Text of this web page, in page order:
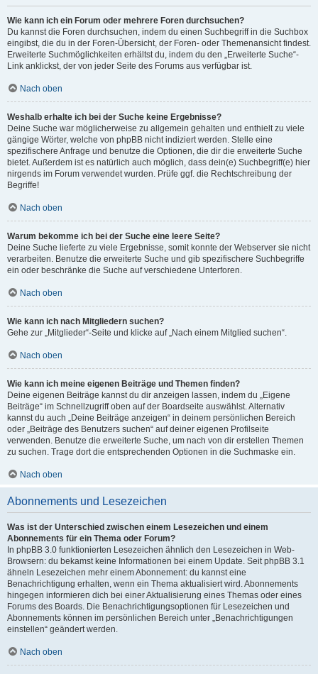
Wie kann ich ein Forum oder mehrere Foren durchsuchen?
Du kannst die Foren durchsuchen, indem du einen Suchbegriff in die Suchbox
eingibst, die du in der Foren-Übersicht, der Foren- oder Themenansicht findest.
Erweiterte Suchmöglichkeiten erhältst du, indem du den „Erweiterte Suche“-
Link anklickst, der von jeder Seite des Forums aus verfügbar ist.
Nach oben
Weshalb erhalte ich bei der Suche keine Ergebnisse?
Deine Suche war möglicherweise zu allgemein gehalten und enthielt zu viele
gängige Wörter, welche von phpBB nicht indiziert werden. Stelle eine
spezifischere Anfrage und benutze die Optionen, die dir die erweiterte Suche
bietet. Außerdem ist es natürlich auch möglich, dass dein(e) Suchbegriff(e) hier
nirgends im Forum verwendet wurden. Prüfe ggf. die Rechtschreibung der
Begriffe!
Nach oben
Warum bekomme ich bei der Suche eine leere Seite?
Deine Suche lieferte zu viele Ergebnisse, somit konnte der Webserver sie nicht
verarbeiten. Benutze die erweiterte Suche und gib spezifischere Suchbegriffe
ein oder beschränke die Suche auf verschiedene Unterforen.
Nach oben
Wie kann ich nach Mitgliedern suchen?
Gehe zur „Mitglieder“-Seite und klicke auf „Nach einem Mitglied suchen“.
Nach oben
Wie kann ich meine eigenen Beiträge und Themen finden?
Deine eigenen Beiträge kannst du dir anzeigen lassen, indem du „Eigene
Beiträge“ im Schnellzugriff oben auf der Boardseite auswählst. Alternativ
kannst du auch „Deine Beiträge anzeigen“ in deinem persönlichen Bereich
oder „Beiträge des Benutzers suchen“ auf deiner eigenen Profilseite
verwenden. Benutze die erweiterte Suche, um nach von dir erstellen Themen
zu suchen. Trage dort die entsprechenden Optionen in die Suchmaske ein.
Nach oben
Abonnements und Lesezeichen
Was ist der Unterschied zwischen einem Lesezeichen und einem
Abonnements für ein Thema oder Forum?
In phpBB 3.0 funktionierten Lesezeichen ähnlich den Lesezeichen in Web-
Browsern: du bekamst keine Informationen bei einem Update. Seit phpBB 3.1
ähneln Lesezeichen mehr einem Abonnement: du kannst eine
Benachrichtigung erhalten, wenn ein Thema aktualisiert wird. Abonnements
hingegen informieren dich bei einer Aktualisierung eines Themas oder eines
Forums des Boards. Die Benachrichtigungsoptionen für Lesezeichen und
Abonnements können im persönlichen Bereich unter „Benachrichtigungen
einstellen“ geändert werden.
Nach oben